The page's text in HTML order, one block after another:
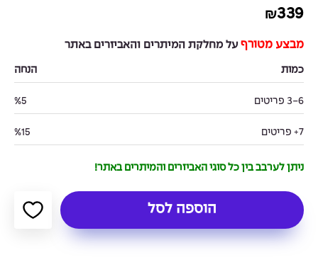
₪339
מבצע מטורף על מחלקת המיתרים והאביזרים באתר
כמות הנחה
3-6 פריטים %5
7+ פריטים %15
ניתן לערבב בין כל סוגי האביזרים והמיתרים באתר!
הוספה לסל